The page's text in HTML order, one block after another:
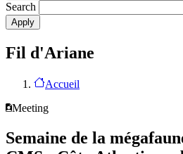
Search
Fil d'Ariane
Accueil
Meeting
Semaine de la